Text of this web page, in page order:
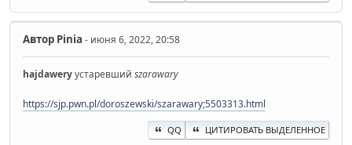
Автор Pinia - июня 6, 2022, 20:58
hajdaweryустаревший szarawary
https://sjp.pwn.pl/doroszewski/szarawary;5503313.html
QQ ЦИТИРОВАТЬ ВЫДЕЛЕННОЕ